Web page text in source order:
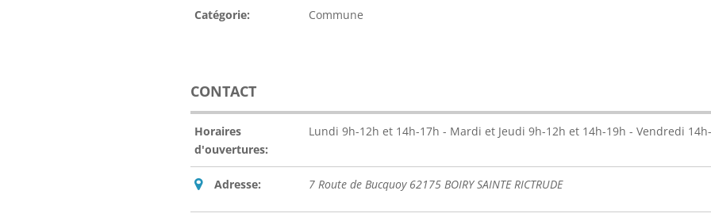
Catégorie: Commune
CONTACT
Horaires
d'ouvertures:
Lundi 9h-12h et 14h-17h - Mardi et Jeudi 9h-12h et 14h-19h - Vendredi
Adresse: 7 Route de Bucquoy 62175 BOIRY SAINTE RICTRUDE